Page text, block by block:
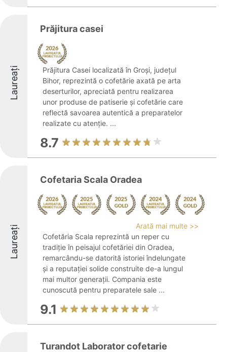
Laureați
Prăjitura casei
Prăjitura Casei localizată în Groși, județul
Bihor, reprezintă o cofetărie axată pe arta
deserturilor, apreciată pentru realizarea
unor produse de patiserie și cofetărie care
reflectă savoarea autentică a preparatelor
realizate cu atenție. ...
8.7
Laureați
Cofetaria Scala Oradea
Arată mai multe >>
Cofetăria Scala reprezintă un reper cu
tradiție în peisajul cofetăriei din Oradea,
remarcându-se datorită istoriei îndelungate
și a reputației solide construite de-a lungul
mai multor generații. Compania este
cunoscută pentru preparatele sale ...
9.1
Turandot Laborator cofetarie